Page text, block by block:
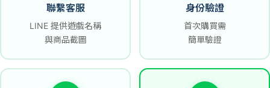
聯繫客服
LINE 提供遊戲名稱
與商品截圖
身份驗證
首次購買需
簡單驗證